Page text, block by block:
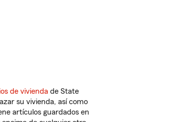
de vivienda de State
su vivienda, así como
artículos guardados en